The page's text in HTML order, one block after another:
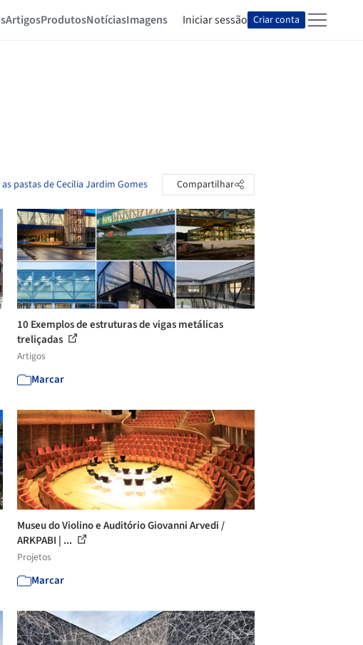
ArtigosProdutosNotíciasImagens Iniciar sessão Criar conta
pastas de Cecilia Jardim Gomes Compartilhar
10 Exemplos de estruturas de vigas metálicas
treliçadas
Artigos
Marcar
Museu do Violino e Auditório Giovanni Arvedi /
ARKPABI | ...
Projetos
Marcar